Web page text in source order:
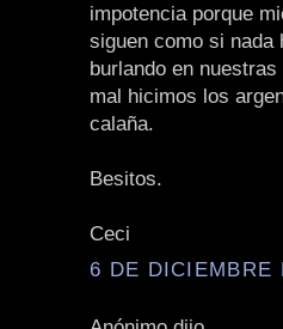
impotencia porque
siguen como si nada
burlando en
mal hicimos los
calaña.
Besitos.
Ceci
6 DE DICIEMBRE